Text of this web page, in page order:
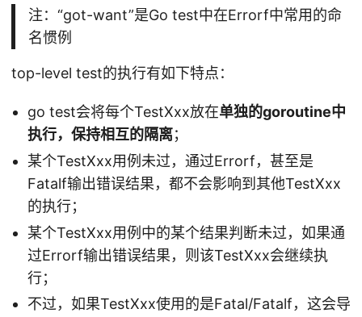
注：“got-want”是Go test中在Errorf中常用的命
名惯例
top-level test的执行有如下特点：
go test会将每个TestXxx放在单独的goroutine中
执行，保持相互的隔离；
某个TestXxx用例未过，通过Errorf，甚至是
Fatalf输出错误结果，都不会影响到其他TestXxx
的执行；
某个TestXxx用例中的某个结果判断未过，如果通
过Errorf输出错误结果，则该TestXxx会继续执
行；
不过，如果TestXxx使用的是Fatal/Fatalf，这会导